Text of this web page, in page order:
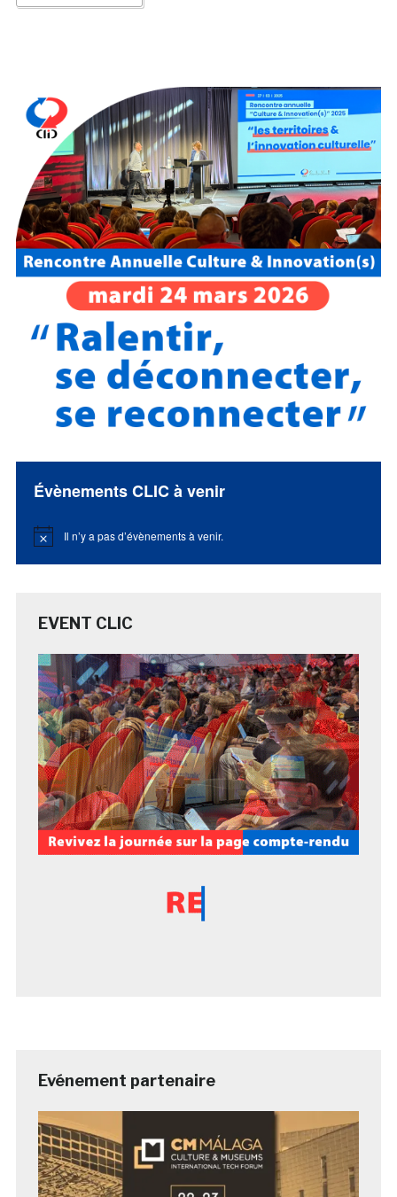
Évènements CLIC à venir
Notice Il n’y a pas d’évènements à venir.
EVENT CLIC
Evénement partenaire